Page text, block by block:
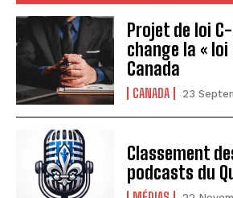
Projet de loi
change la «
Canada
CANADA 23
Classement
podcasts du